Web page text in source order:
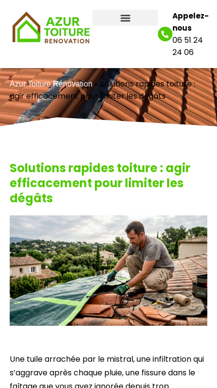
Appelez-
nous
06 51 24
24 06
Azur Toiture Rénovation»Solutions rapides toiture :
agir efficacement pour limiter les dégâts
Solutions rapides toiture : agir
efficacement pour limiter les
dégâts
Une tuile arrachée par le mistral, une infiltration qui
s’aggrave après chaque pluie, une fissure dans le